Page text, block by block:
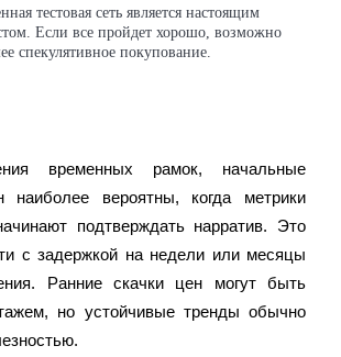
тестовая сеть является настоящим
Если все пройдет хорошо, возможно
спекулятивное покупование.
временных рамок, начальные
наиболее вероятны, когда метрики
подтверждать нарратив. Это
с задержкой на недели или месяцы
Ранние скачки цен могут быть
но устойчивые тренды обычно